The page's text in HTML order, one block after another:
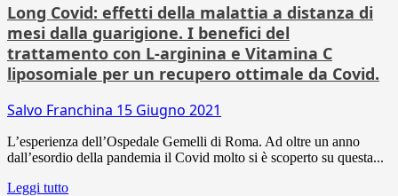
Long Covid: effetti della malattia a distanza di
mesi dalla guarigione. I benefici del
trattamento con L-arginina e Vitamina C
liposomiale per un recupero ottimale da Covid.
Salvo Franchina 15 Giugno 2021
L’esperienza dell’Ospedale Gemelli di Roma. Ad oltre un anno
dall’esordio della pandemia il Covid molto si è scoperto su questa...
Leggi tutto